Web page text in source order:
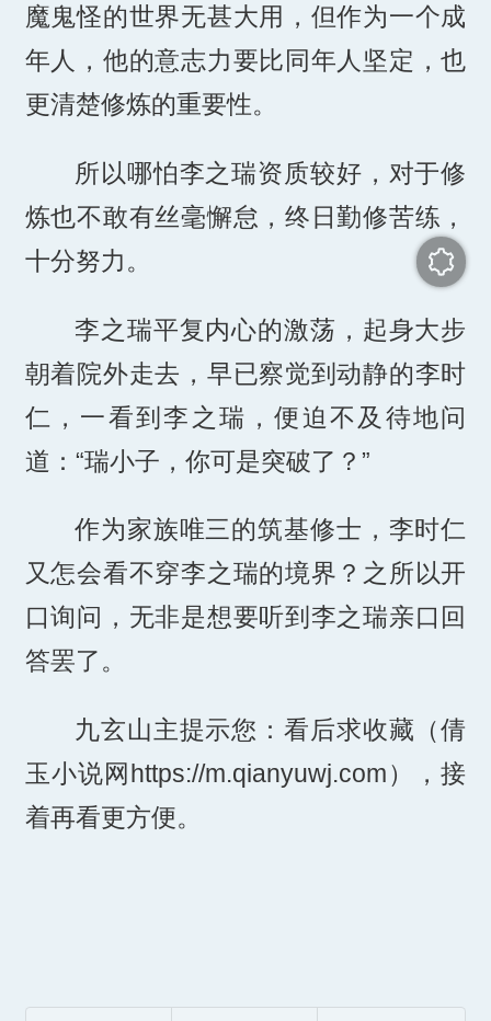
魔鬼怪的世界无甚大用，但作为一个成
年人，他的意志力要比同年人坚定，也
更清楚修炼的重要性。
所以哪怕李之瑞资质较好，对于修
炼也不敢有丝毫懈怠，终日勤修苦练，
十分努力。
李之瑞平复内心的激荡，起身大步
朝着院外走去，早已察觉到动静的李时
仁，一看到李之瑞，便迫不及待地问
道：“瑞小子，你可是突破了？”
作为家族唯三的筑基修士，李时仁
又怎会看不穿李之瑞的境界？之所以开
口询问，无非是想要听到李之瑞亲口回
答罢了。
九玄山主提示您：看后求收藏（倩
玉小说网https://m.qianyuwj.com），接
着再看更方便。